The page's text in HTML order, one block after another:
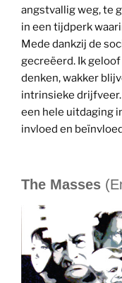
angstvallig weg, te
in een tijdperk
Mede dankzij de
gecreëerd. Ik
denken, wakker
intrinsieke
een hele uitdaging
invloed en
The Masses